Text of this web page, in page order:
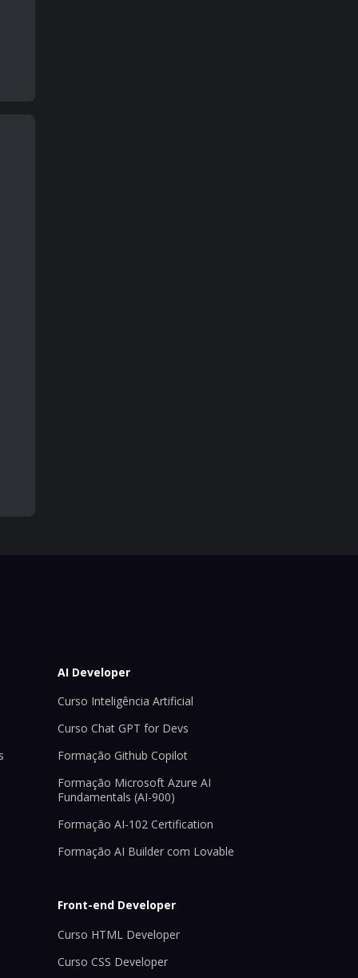
AI Developer
Curso Inteligência Artificial
Curso Chat GPT for Devs
Formação Github Copilot
Formação Microsoft Azure AI
Fundamentals (AI-900)
Formação AI-102 Certification
Formação AI Builder com Lovable
Front-end Developer
Curso HTML Developer
Curso CSS Developer